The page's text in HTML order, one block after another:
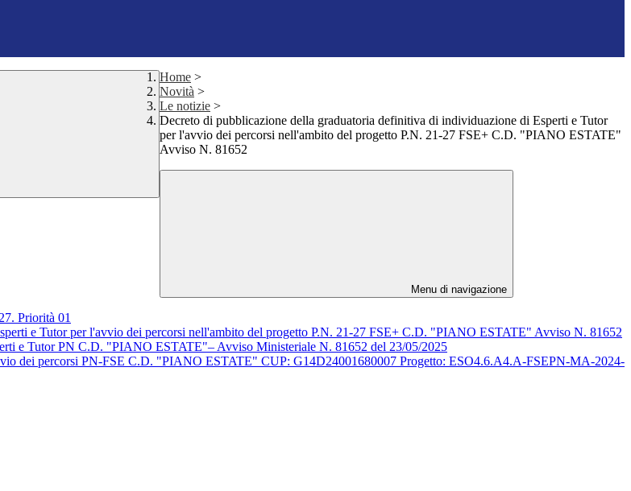
Home >
Novità >
Le notizie >
Decreto di pubblicazione della graduatoria definitiva di individuazione di Esperti e Tutor
per l'avvio dei percorsi nell'ambito del progetto P.N. 21-27 FSE+ C.D. "PIANO ESTATE"
Avviso N. 81652
Menu di navigazione
Priorità 01
e Tutor per l'avvio dei percorsi nell'ambito del progetto P.N. 21-27 FSE+ C.D. "PIANO ESTATE" Avviso N. 81652
e Tutor PN C.D. "PIANO ESTATE"– Avviso Ministeriale N. 81652 del 23/05/2025
dei percorsi PN-FSE C.D. "PIANO ESTATE" CUP: G14D24001680007 Progetto: ESO4.6.A4.A-FSEPN-MA-2024-